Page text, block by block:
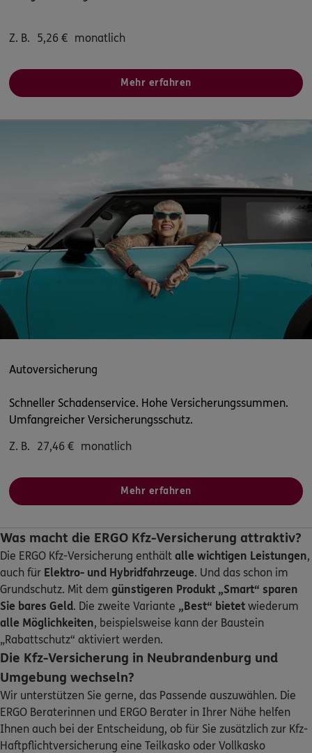
Marcus Haase
Homepage besuchen
ERGO
Mario Hartung
(48.0 km)
ERGO
Henrik Kretschmer
Marktstr. 44,17309 Pasewalk(48.0 km)
Homepage besuchen
Mike Klein
17291 Prenzlau
Z. B. 5,26 € monatlich
Mehr erfahren
Autoversicherung
Schneller Schadenservice. Hohe Versicherungssummen.
Umfangreicher Versicherungsschutz.
Z. B.
27,46 € monatlich
Mehr erfahren
Was macht die ERGO Kfz-Versicherung attraktiv?
Die ERGO Kfz-Versicherung enthält alle wichtigen Leistungen,
auch für Elektro- und Hybridfahrzeuge. Und das schon im
Grundschutz. Mit dem günstigeren Produkt „Smart“ sparen
Sie bares Geld. Die zweite Variante „Best“ bietet wiederum
alle Möglichkeiten, beispielsweise kann der Baustein
„Rabattschutz“ aktiviert werden.
Die Kfz-Versicherung in Neubrandenburg und
Umgebung wechseln?
Wir unterstützen Sie gerne, das Passende auszuwählen. Die
ERGO Beraterinnen und ERGO Berater in Ihrer Nähe helfen
Ihnen auch bei der Entscheidung, ob für Sie zusätzlich zur Kfz-
Haftpflichtversicherung eine Teilkasko oder Vollkasko